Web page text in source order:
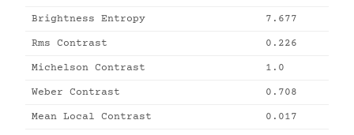
Brightness Entropy 7.677
Rms Contrast 0.226
Michelson Contrast 1.0
Weber Contrast 0.708
Mean Local Contrast 0.017